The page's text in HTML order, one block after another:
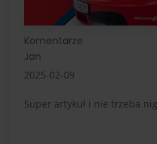
Komentarze
Jan
2025-02-09
Super artykuł i nie trzeba